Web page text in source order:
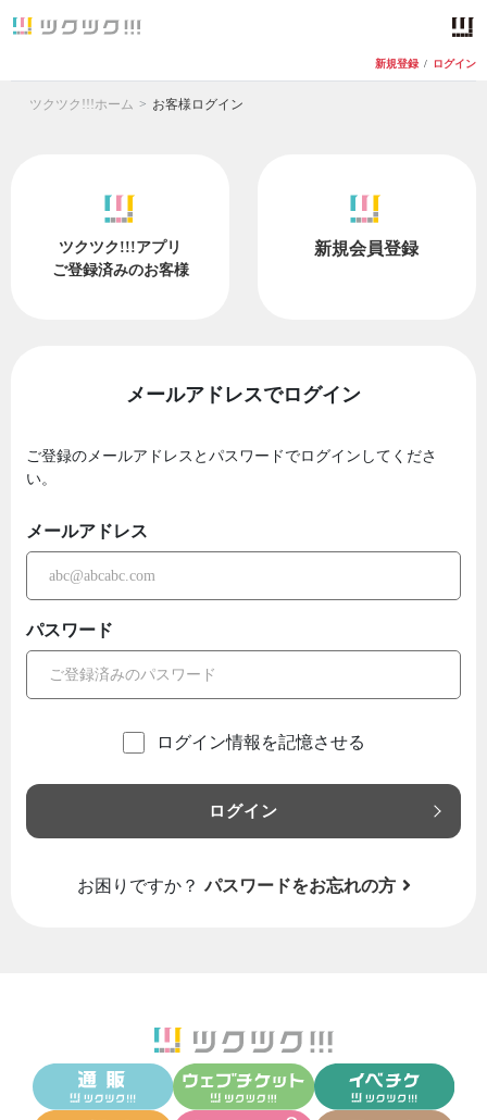
新規登録 / ログイン
ツクツク!!!ホーム お客様ログイン
ツクツク!!!アプリ
ご登録済みのお客様
新規会員登録
メールアドレスでログイン
ご登録のメールアドレスとパスワードでログインしてくださ
い。
メールアドレス
パスワード
ログイン情報を記憶させる
ログイン
お困りですか？ パスワードをお忘れの方